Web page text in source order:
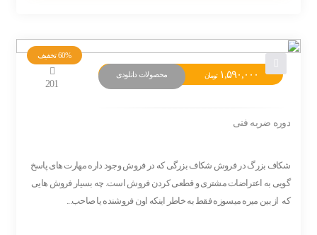
60% تخفیف
۱,۵۹۰,۰۰۰ تومان محصولات دانلودی
201
دوره ضربه فنی
شکاف بزرگ در فروش شکاف بزرگی که در فروش وجود داره مهارت های پاسخ
گویی به اعتراضات مشتری و قطعی کردن فروش است. چه بسیار فروش هایی
که از بین میره میسوزه فقط به خاطر اینکه اون فروشنده یا صاحب...